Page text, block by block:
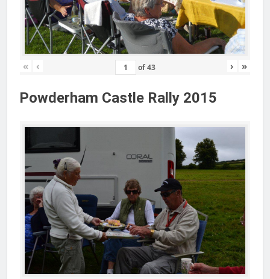
« ‹ of43 › »
Powderham Castle Rally 2015